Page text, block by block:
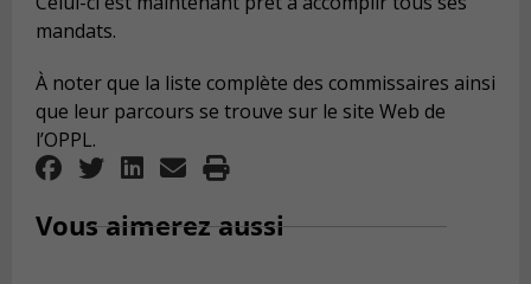
mandats.
À noter que la liste complète des commissaires ainsi
que leur parcours se trouve sur le site Web de
l’OPPL.
Vous aimerez aussi